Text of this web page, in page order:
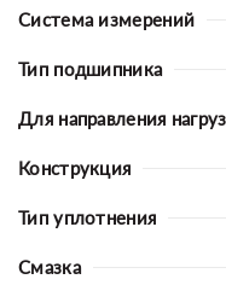
Система измерений
Тип подшипника
Для направления
Конструкция
Тип уплотнения
Смазка